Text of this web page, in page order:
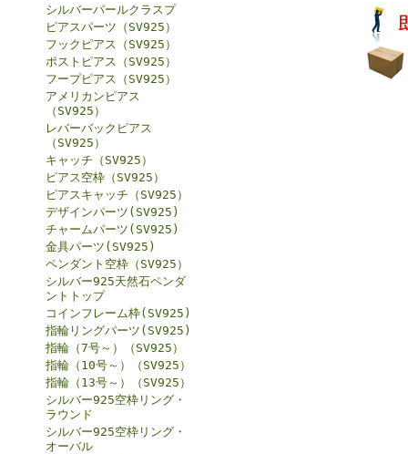
シルバーパールクラスプ
ピアスパーツ（SV925）
フックピアス（SV925）
ポストピアス（SV925）
フープピアス（SV925）
アメリカンピアス
（SV925）
レバーバックピアス
（SV925）
キャッチ（SV925）
ピアス空枠（SV925）
ピアスキャッチ（SV925）
デザインパーツ(SV925)
チャームパーツ(SV925)
金具パーツ(SV925)
ペンダント空枠（SV925）
シルバー925天然石ペンダ
ントトップ
コインフレーム枠(SV925)
指輪リングパーツ(SV925)
指輪（7号～）（SV925）
指輪（10号～）（SV925）
指輪（13号～）（SV925）
シルバー925空枠リング・
ラウンド
シルバー925空枠リング・
オーバル